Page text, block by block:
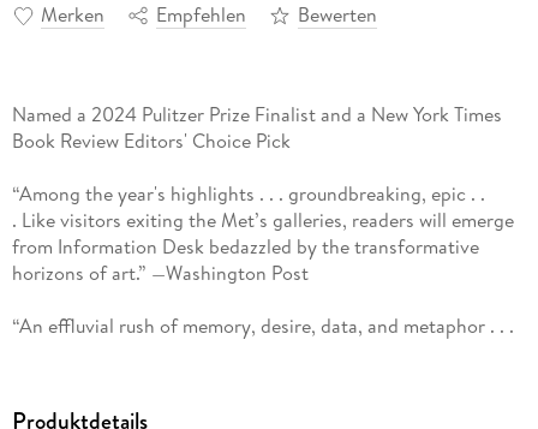
Merken Empfehlen Bewerten
Named a 2024 Pulitzer Prize Finalist and a New York Times
Book Review Editors' Choice Pick
“Among the year's highlights . . . groundbreaking, epic . .
. Like visitors exiting the Met’s galleries, readers will emerge
from Information Desk bedazzled by the transformative
horizons of art.” —Washington Post
“An effluvial rush of memory, desire, data, and metaphor . . .
Produktdetails